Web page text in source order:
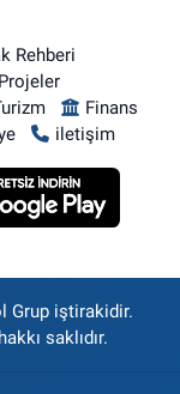
Rehberi
Projeler
Finans
iletişim
Grup iştirakidir.
saklıdır.